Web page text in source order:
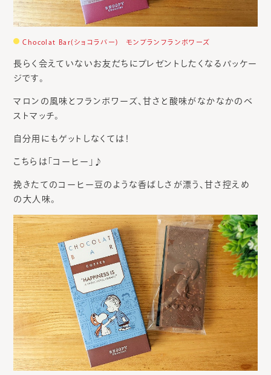
Chocolat Bar(ショコラバー) モンブランフランボワーズ
長らく会えていないお友だちにプレゼントしたくなるパッケー
ジです。
マロンの風味とフランボワーズ、甘さと酸味がなかなかのベ
ストマッチ。
自分用にもゲットしなくては！
こちらは「コーヒー」♪
挽きたてのコーヒー豆のような香ばしさが漂う、甘さ控えめ
の大人味。